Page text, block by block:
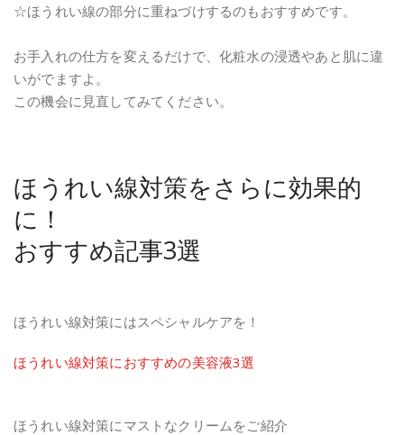
☆ほうれい線の部分に重ねづけするのもおすすめです。
お手入れの仕方を変えるだけで、化粧水の浸透やあと肌に違
いがでますよ。
この機会に見直してみてください。
ほうれい線対策をさらに効果的
に！
おすすめ記事3選
ほうれい線対策にはスペシャルケアを！
ほうれい線対策におすすめの美容液3選
ほうれい線対策にマストなクリームをご紹介